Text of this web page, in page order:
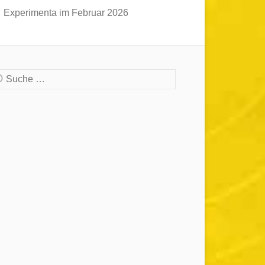
Experimenta im Februar 2026